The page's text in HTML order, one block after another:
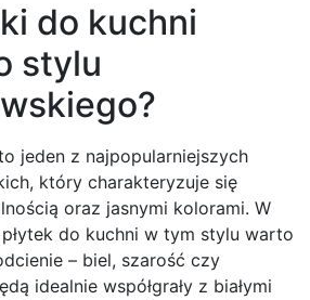
do kuchni
stylu
jeden z najpopularniejszych
który charakteryzuje się
oraz jasnymi kolorami. W
do kuchni w tym stylu warto
– biel, szarość czy
idealnie współgrały z białymi